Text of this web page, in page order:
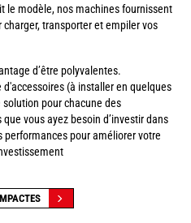
le modèle, nos machines fournissent
transporter et empiler vos
d’être polyvalentes.
(à installer en quelques
pour chacune des
vous ayez besoin d’investir dans
pour améliorer votre